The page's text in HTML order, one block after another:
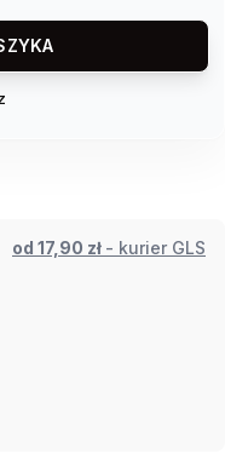
od 17,90 zł - kurier GLS